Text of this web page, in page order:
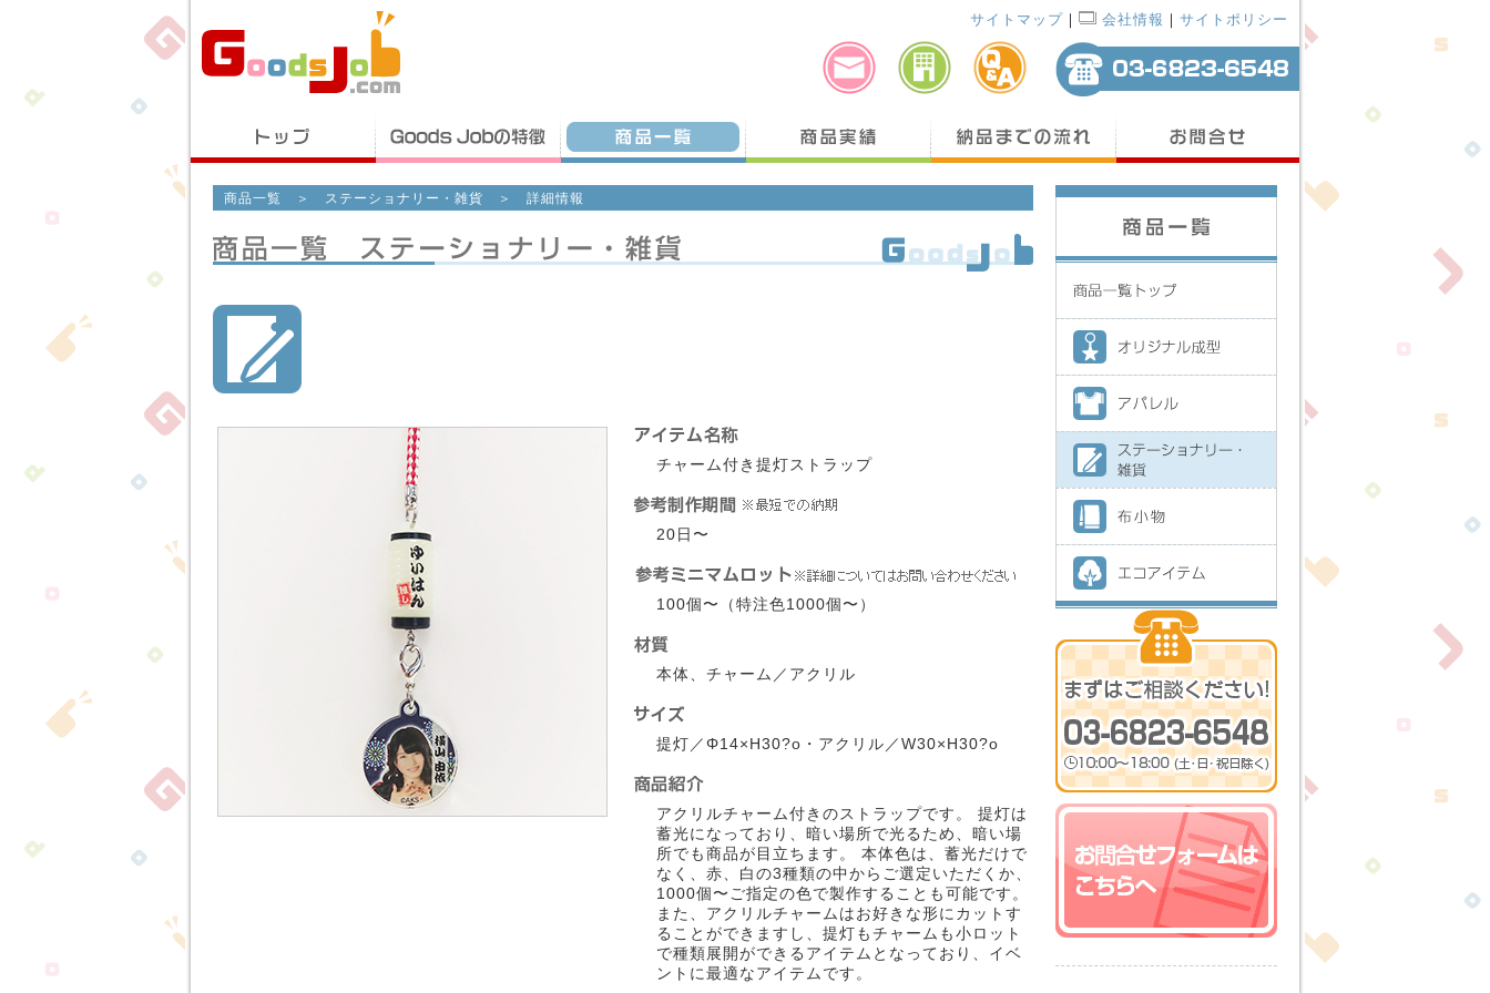
サイトマップ ｜ 会社情報 ｜ サイトポリシー
商品一覧 ＞ ステーショナリー・雑貨 ＞ 詳細情報
チャーム付き提灯ストラップ
20日〜
100個〜（特注色1000個〜）
本体、チャーム／アクリル
提灯／Φ14×H30?o・アクリル／W30×H30?o
アクリルチャーム付きのストラップです。 提灯は
蓄光になっており、暗い場所で光るため、暗い場
所でも商品が目立ちます。 本体色は、蓄光だけで
なく、赤、白の3種類の中からご選定いただくか、
1000個〜ご指定の色で製作することも可能です。
また、アクリルチャームはお好きな形にカットす
ることができますし、提灯もチャームも小ロット
で種類展開ができるアイテムとなっており、イベ
ントに最適なアイテムです。